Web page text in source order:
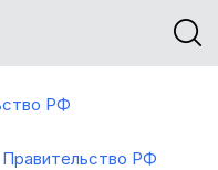
РФ
Правительство РФ